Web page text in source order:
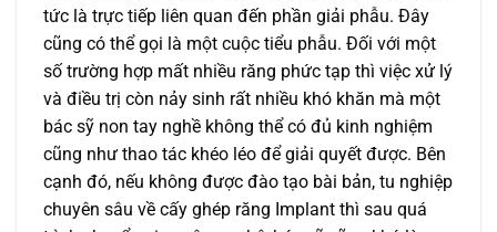
tức là trực tiếp liên quan đến phần giải phẫu. Đây
cũng có thể gọi là một cuộc tiểu phẫu. Đối với một
số trường hợp mất nhiều răng phức tạp thì việc xử lý
và điều trị còn nảy sinh rất nhiều khó khăn mà một
bác sỹ non tay nghề không thể có đủ kinh nghiệm
cũng như thao tác khéo léo để giải quyết được. Bên
cạnh đó, nếu không được đào tạo bài bản, tu nghiệp
chuyên sâu về cấy ghép răng Implant thì sau quá